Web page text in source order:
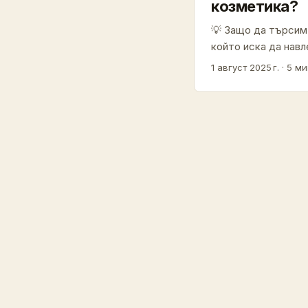
козметика?
💡 Защо да търсим
който иска да
изглежда като
Етиопия е млада,
1 август 2025 г. · 5